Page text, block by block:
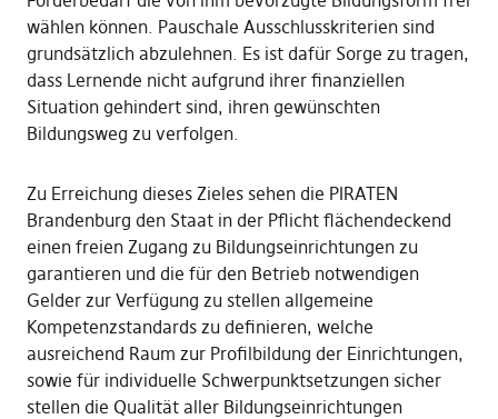
wählen können. Pauschale Ausschlusskriterien sind
grundsätzlich abzulehnen. Es ist dafür Sorge zu tragen,
dass Lernende nicht aufgrund ihrer finanziellen
Situation gehindert sind, ihren gewünschten
Bildungsweg zu verfolgen.
Zu Erreichung dieses Zieles sehen die PIRATEN
Brandenburg den Staat in der Pflicht flächendeckend
einen freien Zugang zu Bildungseinrichtungen zu
garantieren und die für den Betrieb notwendigen
Gelder zur Verfügung zu stellen allgemeine
Kompetenzstandards zu definieren, welche
ausreichend Raum zur Profilbildung der Einrichtungen,
sowie für individuelle Schwerpunktsetzungen sicher
stellen die Qualität aller Bildungseinrichtungen